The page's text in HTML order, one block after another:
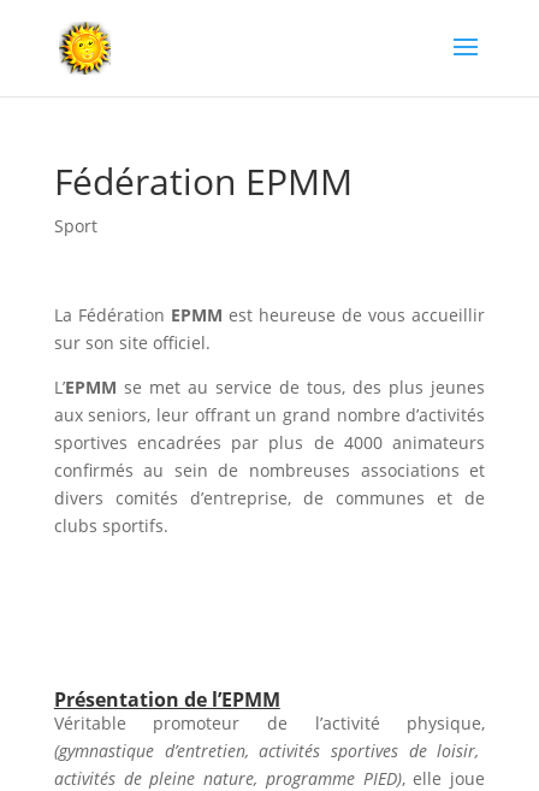
Fédération EPMM
Sport
La Fédération EPMM est heureuse de vous accueillir
sur son site officiel.
L’EPMM se met au service de tous, des plus jeunes
aux seniors, leur offrant un grand nombre d’activités
sportivesencadrées par plus de 4000 animateurs
confirmés au sein de nombreuses associations et
divers comités d’entreprise, de communes et de
clubs sportifs.
Présentation de l’EPMM
Véritable promoteur de l’activité physique,
(gymnastique d’entretien, activités sportives de loisir,
activités de pleine nature, programme PIED), elle joue